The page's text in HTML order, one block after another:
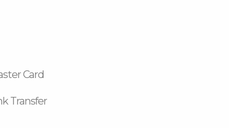
Card
Transfer